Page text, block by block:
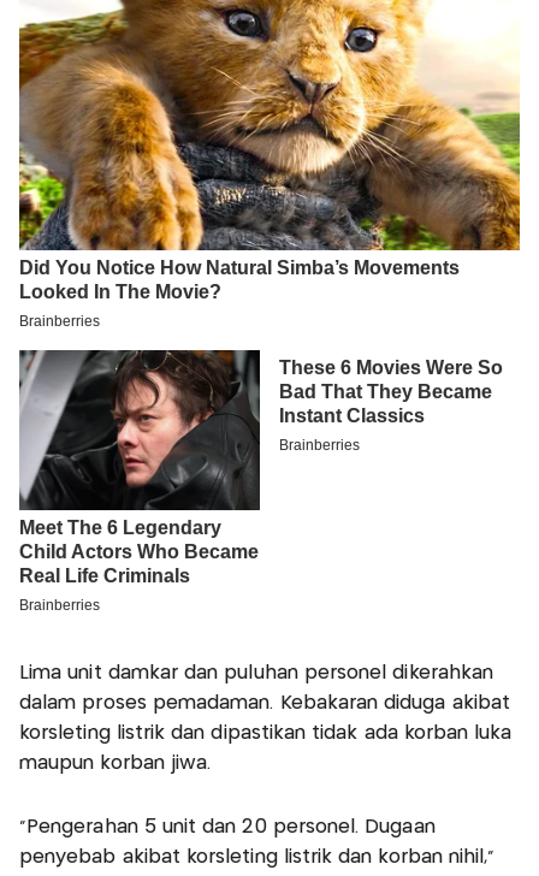
Lima unit damkar dan puluhan personel dikerahkan
dalam proses pemadaman. Kebakaran diduga akibat
korsleting listrik dan dipastikan tidak ada korban luka
maupun korban jiwa.
"Pengerahan 5 unit dan 20 personel. Dugaan
penyebab akibat korsleting listrik dan korban nihil,"